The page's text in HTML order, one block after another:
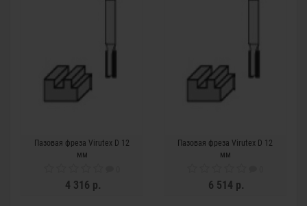
Пазовая фреза Virutex D 12
мм
4 316 р.
Пазовая фреза Virutex D 12
мм
6 514 р.